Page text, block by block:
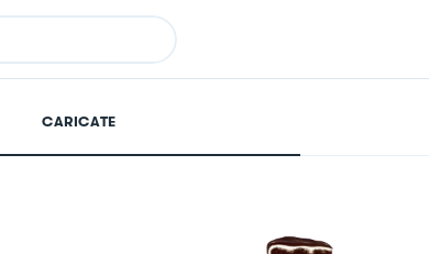
CARICATE